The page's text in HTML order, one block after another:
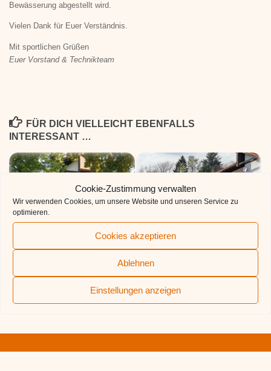
Cookie-Zustimmung verwalten
Wir verwenden Cookies, um unsere Website und unseren Service zu
optimieren.
Cookies akzeptieren
Ablehnen
Einstellungen anzeigen
Bewässerung abgestellt wird.
Vielen Dank für Euer Verständnis.
Mit sportlichen Grüßen
Euer Vorstand & Technikteam
FÜR DICH VIELLEICHT EBENFALLS
INTERESSANT …
2026
Terminübersicht 2022
10. APRIL 2022